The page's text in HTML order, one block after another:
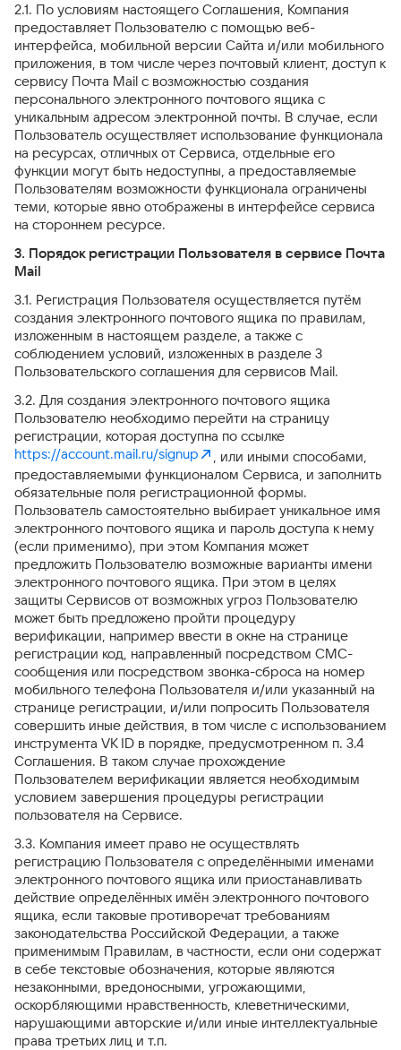
2.1. По условиям настоящего Соглашения, Компания
предоставляет Пользователю с помощью веб-
интерфейса, мобильной версии Сайта и/или мобильного
приложения, в том числе через почтовый клиент, доступ к
сервису Почта Mail с возможностью создания
персонального электронного почтового ящика с
уникальным адресом электронной почты. В случае, если
Пользователь осуществляет использование функционала
на ресурсах, отличных от Сервиса, отдельные его
функции могут быть недоступны, а предоставляемые
Пользователям возможности функционала ограничены
теми, которые явно отображены в интерфейсе сервиса
на стороннем ресурсе.
3. Порядок регистрации Пользователя в сервисе Почта
Mail
3.1. Регистрация Пользователя осуществляется путём
создания электронного почтового ящика по правилам,
изложенным в настоящем разделе, а также с
соблюдением условий, изложенных в разделе 3
Пользовательского соглашения для сервисов Mail.
3.2. Для создания электронного почтового ящика
Пользователю необходимо перейти на страницу
регистрации, которая доступна по ссылке
https://account.mail.ru/signup
, или иными способами,
предоставляемыми функционалом Сервиса, и заполнить
обязательные поля регистрационной формы.
Пользователь самостоятельно выбирает уникальное имя
электронного почтового ящика и пароль доступа к нему
(если применимо), при этом Компания может
предложить Пользователю возможные варианты имени
электронного почтового ящика. При этом в целях
защиты Сервисов от возможных угроз Пользователю
может быть предложено пройти процедуру
верификации, например ввести в окне на странице
регистрации код, направленный посредством СМС-
сообщения или посредством звонка-сброса на номер
мобильного телефона Пользователя и/или указанный на
странице регистрации, и/или попросить Пользователя
совершить иные действия, в том числе с использованием
инструмента VK ID в порядке, предусмотренном п. 3.4
Соглашения. В таком случае прохождение
Пользователем верификации является необходимым
условием завершения процедуры регистрации
пользователя на Сервисе.
3.3. Компания имеет право не осуществлять
регистрацию Пользователя с определёнными именами
электронного почтового ящика или приостанавливать
действие определённых имён электронного почтового
ящика, если таковые противоречат требованиям
законодательства Российской Федерации, а также
применимым Правилам, в частности, если они содержат
в себе текстовые обозначения, которые являются
незаконными, вредоносными, угрожающими,
оскорбляющими нравственность, клеветническими,
нарушающими авторские и/или иные интеллектуальные
права третьих лиц и т.п.